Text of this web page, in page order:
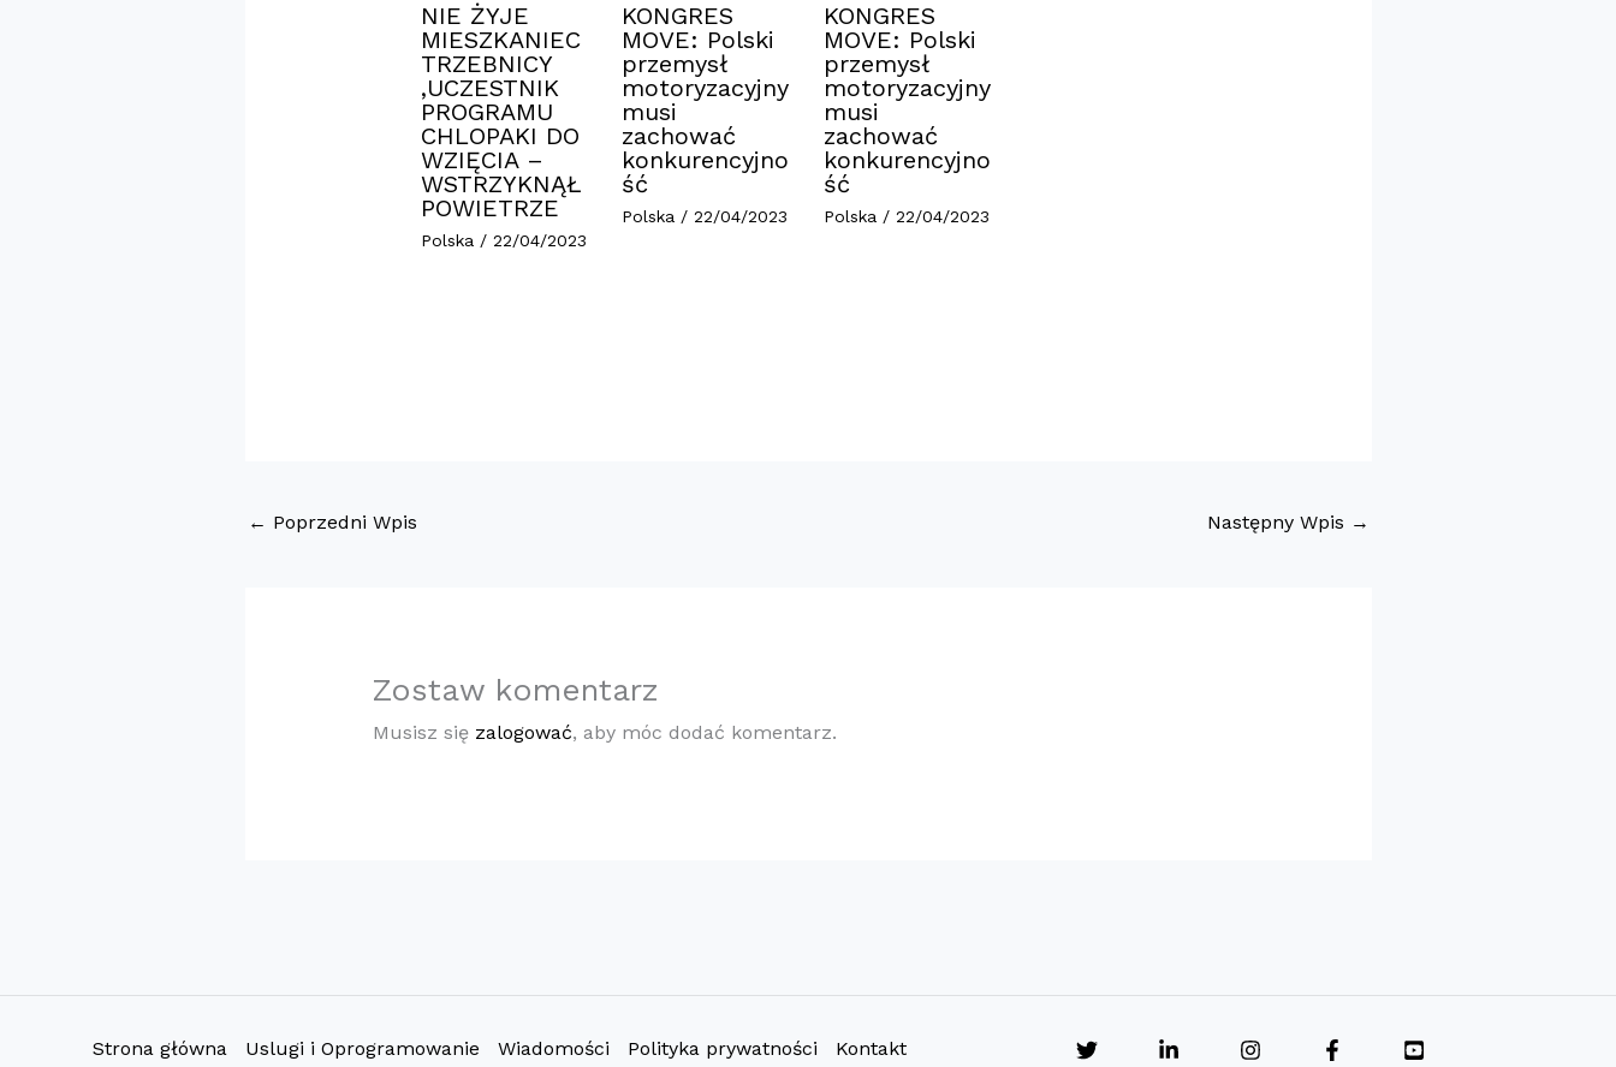
NIE ŻYJE
MIESZKANIEC
TRZEBNICY
,UCZESTNIK
PROGRAMU
CHLOPAKI DO
WZIĘCIA –
WSTRZYKNĄŁ
POWIETRZE
Polska /22/04/2023
KONGRES
MOVE: Polski
przemysł
motoryzacyjny
musi
zachować
konkurencyjno
ść
Polska /22/04/2023
KONGRES
MOVE: Polski
przemysł
motoryzacyjny
musi
zachować
konkurencyjno
ść
Polska / 22/04/2023
← Poprzedni Wpis Następny Wpis →
Zostaw komentarz
Musisz się zalogować, aby móc dodać komentarz.
Strona główna Uslugi i Oprogramowanie Wiadomości Polityka prywatności Kontakt